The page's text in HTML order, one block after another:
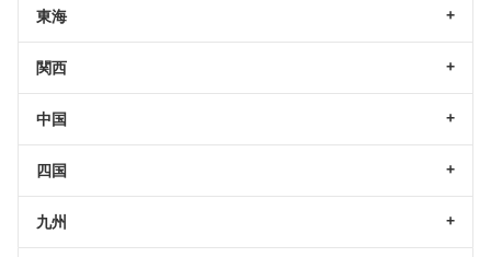
東海
関西
中国
四国
九州